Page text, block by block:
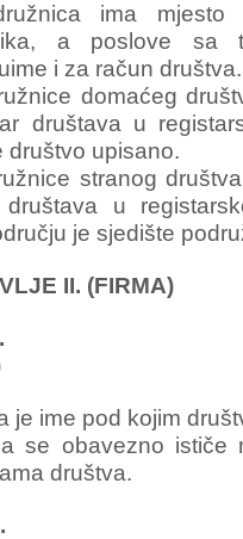
ima mjesto
a poslove sa
i za račun društva.
domaćeg
društava u
društvo upisano.
stranog
društava u
je sjedište
II. (FIRMA)
je ime pod kojim
se obavezno ističe
društva.